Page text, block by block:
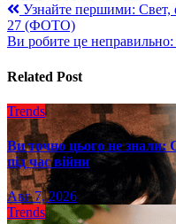
Навигация
по
Узнайте першими: Свет,
27 (ФОТО)
Ви робите це неправильно:
Related Post
Trends
Ви точно цього не знали:
під час війни
Авг 7, 2026
Trends